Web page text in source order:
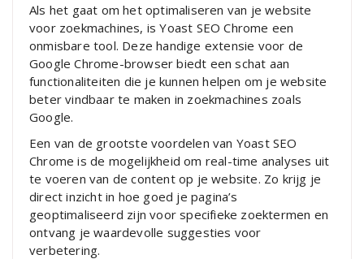
Als het gaat om het optimaliseren van je website
voor zoekmachines, is Yoast SEO Chrome een
onmisbare tool. Deze handige extensie voor de
Google Chrome-browser biedt een schat aan
functionaliteiten die je kunnen helpen om je website
beter vindbaar te maken in zoekmachines zoals
Google.
Een van de grootste voordelen van Yoast SEO
Chrome is de mogelijkheid om real-time analyses uit
te voeren van de content op je website. Zo krijg je
direct inzicht in hoe goed je pagina’s
geoptimaliseerd zijn voor specifieke zoektermen en
ontvang je waardevolle suggesties voor
verbetering.